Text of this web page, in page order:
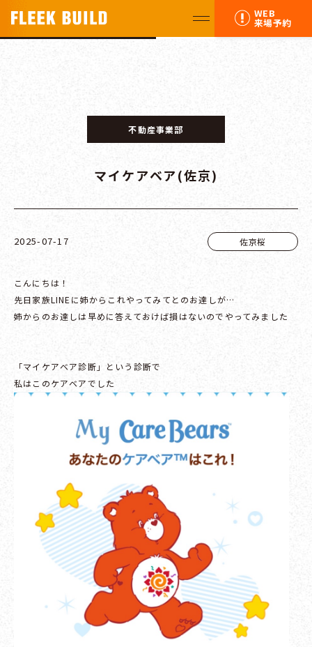
WEB
来場予約
不動産事業部
マイケアベア(佐京)
2025-07-17 佐京桜
こんにちは！
先日家族LINEに姉からこれやってみてとのお達しが…
姉からのお達しは早めに答えておけば損はないのでやってみました
「マイケアベア診断」という診断で
私はこのケアベアでした